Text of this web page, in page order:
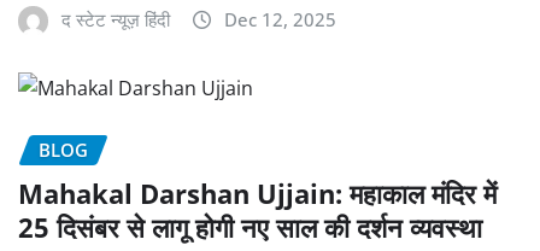
द स्टेट न्यूज़ हिंदी Dec 12, 2025
BLOG
Mahakal Darshan Ujjain: महाकाल मंदिर में
25 दिसंबर से लागू होगी नए साल की दर्शन व्यवस्था